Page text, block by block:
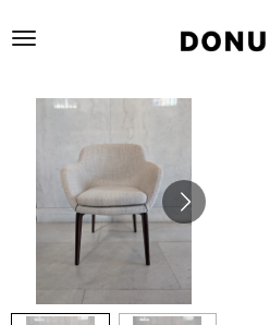
direct